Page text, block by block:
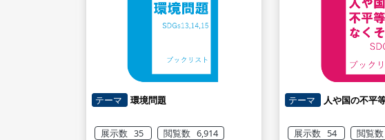
テーマ 環境問題
展示数 35 閲覧数 6,914
テーマ 人や国の不平
展示数 54 閲覧